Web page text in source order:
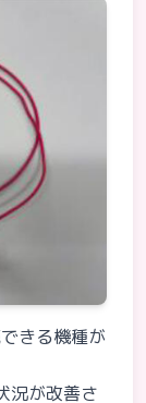
きる機種が
況が改善さ